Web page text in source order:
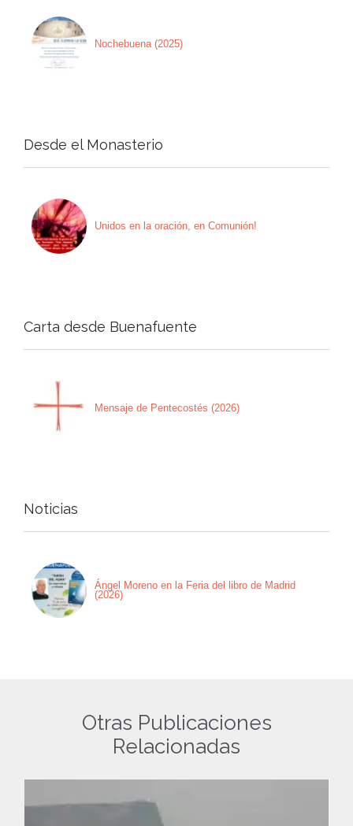
Nochebuena (2025)
Desde el Monasterio
Unidos en la oración, en Comunión!
Carta desde Buenafuente
Mensaje de Pentecostés (2026)
Noticias
Ángel Moreno en la Feria del libro de Madrid
(2026)
Otras Publicaciones
Relacionadas